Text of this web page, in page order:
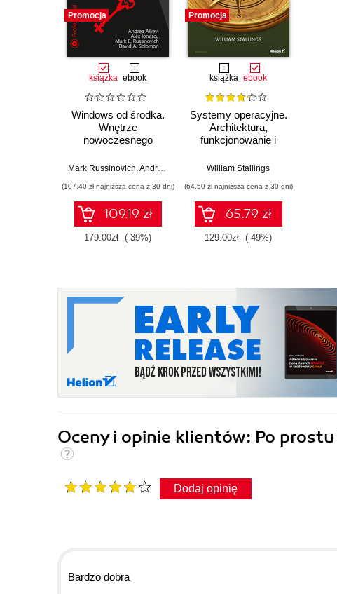
Promocja
książka ebook
Windows od środka.
Wnętrze
nowoczesnego
wirtualizacja,
rozruch,
bezpieczeństwo i
dużo więcej. Wydanie
VII
Mark Russinovich,Andrea Allievi Alex Ionescu,David Solomon
(107,40 zł najniższa cena z 30 dni)
109.19 zł
179.00zł (-39%)
Promocja
książka ebook
Systemy operacyjne.
Architektura,
funkcjonowanie i
Wydanie IX
William Stallings
(64,50 zł najniższa cena z 30 dni)
65.79 zł
129.00zł (-49%)
Oceny i opinie klientów: Po
Dodaj opinię
Bardzo dobra